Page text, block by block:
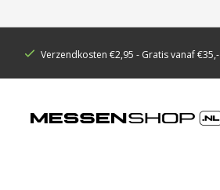
Verzendkosten €2,95 - Gratis vanaf €35,-